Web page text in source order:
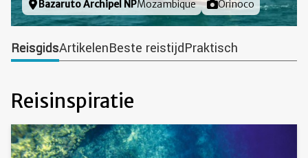
Locatie
Bazaruto Archipel NPMozambique Foto door
Orinoco
ReisgidsArtikelenBeste reistijdPraktisch
Reisinspiratie